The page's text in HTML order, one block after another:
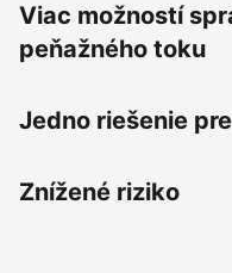
Viac možností
peňažného toku
Jedno riešenie
Znížené riziko